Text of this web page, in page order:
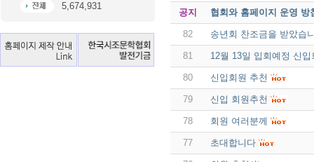
5,674,931
공지 협회와 홈페이지 운영 방
82 송년회 찬조금을 받았습
81 12월 13일 입회예정 신입
80 신입회원 추천
79 신입 회원추천
78 회원 여러분께
77 초대합니다